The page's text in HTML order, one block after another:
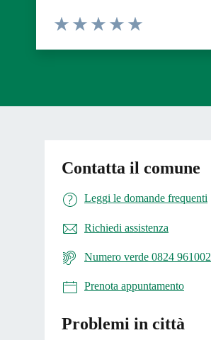
Contatta il comune
Leggi le domande frequenti
Richiedi assistenza
Numero verde 0824 961002
Prenota appuntamento
Problemi in città